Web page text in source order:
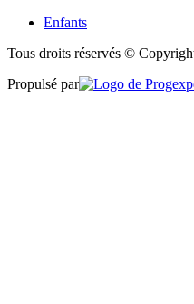
Enfants
Tous droits réservés ©
Propulsé par